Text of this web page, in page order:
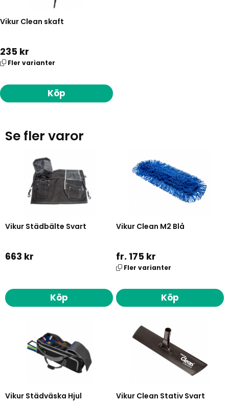
Vikur Clean skaft
235 kr
Fler varianter
Köp
Se fler varor
Vikur Städbälte Svart
663 kr
Köp
Vikur Clean M2 Blå
fr. 175 kr
Fler varianter
Köp
Vikur Städväska Hjul Vikur Clean Stativ Svart